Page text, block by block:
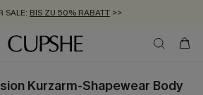
SALE: BIS ZU 50% RABATT >>
BIS ZU -20% EXTRA ERHALTEN
VERSAND AB 89 €
Kurzarm-Shapewear Body